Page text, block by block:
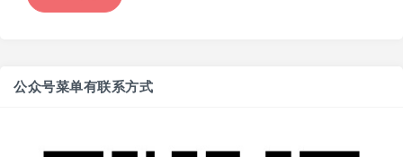
公众号菜单有联系方式